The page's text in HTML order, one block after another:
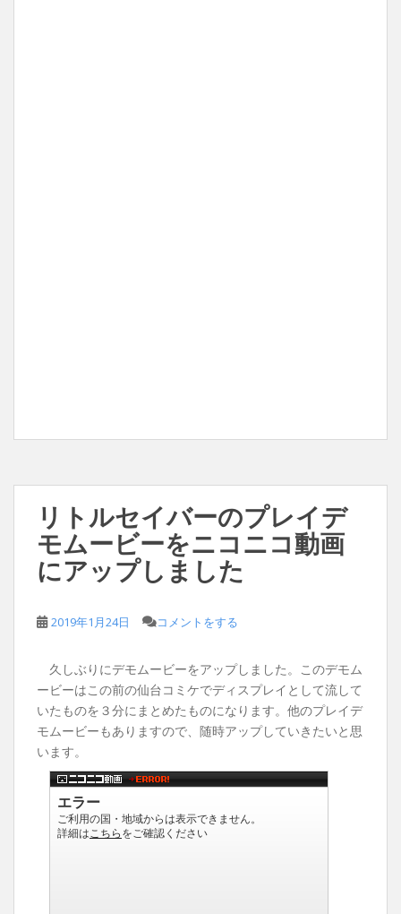
リトルセイバーのプレイデ
モムービーをニコニコ動画
にアップしました
2019年1月24日 コメントをする
久しぶりにデモムービーをアップしました。このデモム
ービーはこの前の仙台コミケでディスプレイとして流して
いたものを３分にまとめたものになります。他のプレイデ
モムービーもありますので、随時アップしていきたいと思
います。